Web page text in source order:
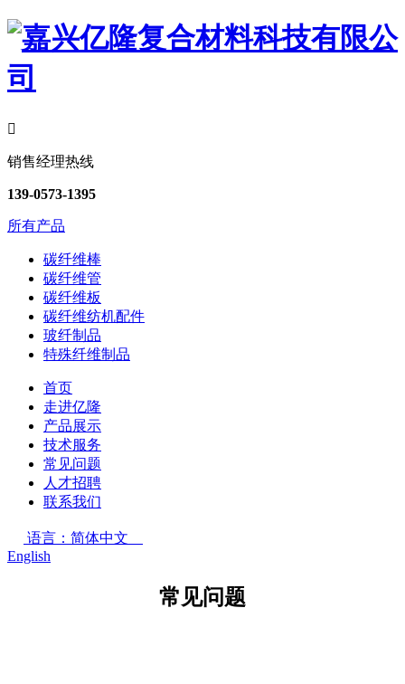

销售经理热线
139-0573-1395
所有产品
碳纤维棒
碳纤维管
碳纤维板
碳纤维纺机配件
玻纤制品
特殊纤维制品
首页
走进亿隆
产品展示
技术服务
常见问题
人才招聘
联系我们
语言：简体中文
English
常见问题